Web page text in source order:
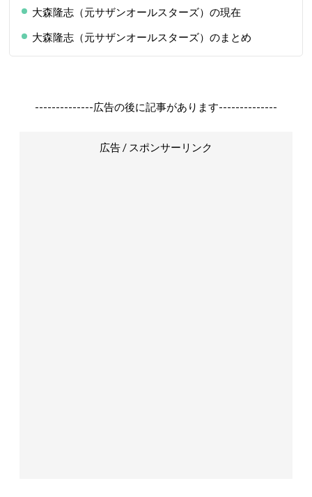
大森隆志（元サザンオールスターズ）の現在
大森隆志（元サザンオールスターズ）のまとめ
--------------広告の後に記事があります--------------
広告 / スポンサーリンク